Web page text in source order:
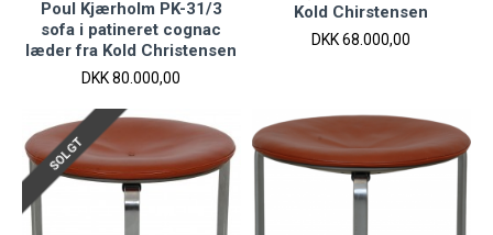
Poul Kjærholm PK-31/3
sofa i patineret cognac
læder fra Kold Christensen
DKK 80.000,00
Kold Chirstensen
DKK 68.000,00
SOLGT